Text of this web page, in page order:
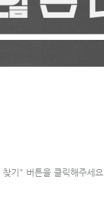
기" 버튼을 클릭해주세요.